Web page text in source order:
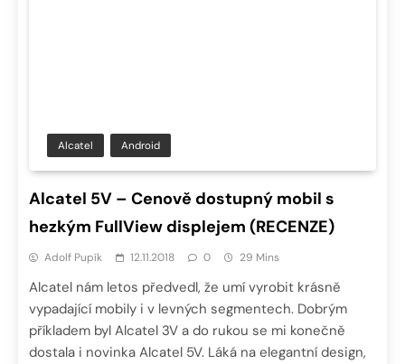
Alcatel Android
Alcatel 5V – Cenově dostupný mobil s
hezkým FullView displejem (RECENZE)
Adolf Pupík 12.11.2018 0 29 Mins
Alcatel nám letos předvedl, že umí vyrobit krásně
vypadající mobily i v levných segmentech. Dobrým
příkladem byl Alcatel 3V a do rukou se mi konečně
dostala i novinka Alcatel 5V. Láká na elegantní design,